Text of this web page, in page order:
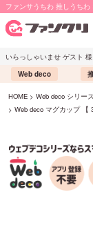
ファンサうちわ 推しうちわ
いらっしゃいませ ゲスト 様
Web deco
HOME Web deco シリー
Web deco マグカップ